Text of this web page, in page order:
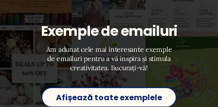
Exemple de emailuri
Am adunat cele mai interesante exemple
de emailuri pentru a vă inspira și stimula
creativitatea. Bucurați-vă!
Afișează toate exemplele